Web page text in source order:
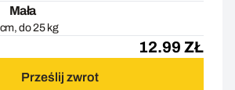
Mała
do 25 kg
12.99 ZŁ
Prześlij zwrot